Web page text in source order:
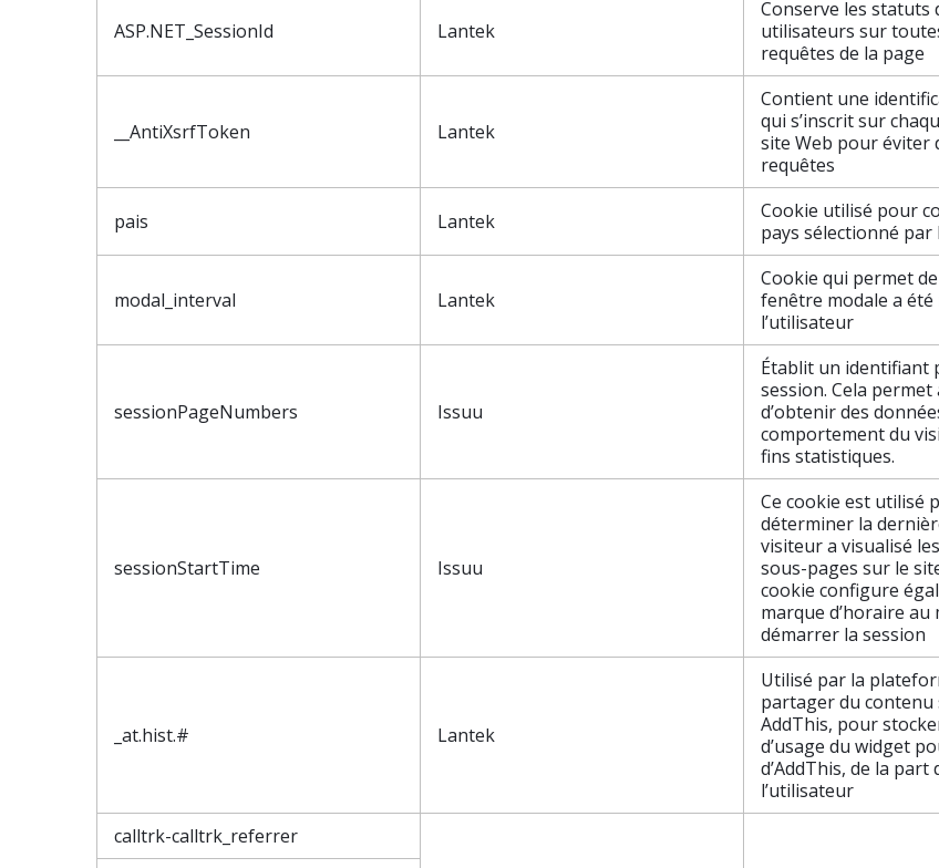
ASP.NET_SessionId Lantek
Conserve les statuts
utilisateurs sur
requêtes de la page
__AntiXsrfToken Lantek
Contient une
qui s’inscrit sur
site Web pour éviter
requêtes
pais Lantek
Cookie utilisé pour
pays sélectionné par
modal_interval Lantek
Cookie qui permet
fenêtre modale a
l’utilisateur
sessionPageNumbers Issuu
Établit un identifiant
session. Cela permet
d’obtenir des
comportement du
fins statistiques.
sessionStartTime Issuu
Ce cookie est utilisé
déterminer la
visiteur a visualisé
sous-pages sur le
cookie configure
marque d’horaire au
démarrer la session
_at.hist.# Lantek
Utilisé par la
partager du contenu
AddThis, pour
d’usage du widget
d’AddThis, de la part
l’utilisateur
calltrk-calltrk_referrer